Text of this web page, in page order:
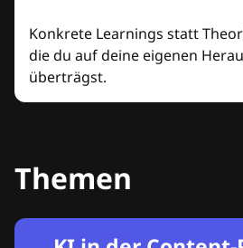
Konkrete Learnings statt
die du auf deine eigenen
überträgst.
Themen